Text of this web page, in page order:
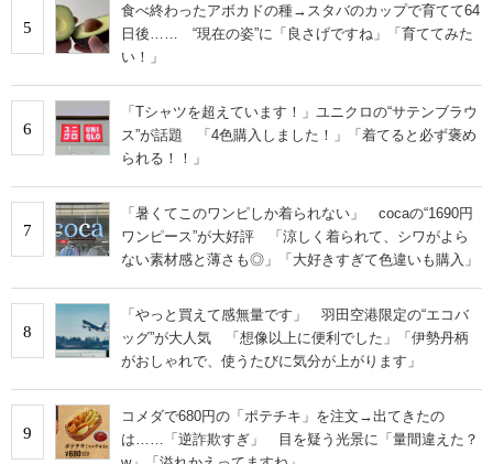
5
食べ終わったアボカドの種→スタバのカップで育てて64
日後…… “現在の姿”に「良さげですね」「育ててみた
い！」
6
「Tシャツを超えています！」ユニクロの“サテンブラウ
ス”が話題 「4色購入しました！」「着てると必ず褒め
られる！！」
7
「暑くてこのワンピしか着られない」 cocaの“1690円
ワンピース”が大好評 「涼しく着られて、シワがよら
ない素材感と薄さも◎」「大好きすぎて色違いも購入」
8
「やっと買えて感無量です」 羽田空港限定の“エコバ
ッグ”が大人気 「想像以上に便利でした」「伊勢丹柄
がおしゃれで、使うたびに気分が上がります」
9
コメダで680円の「ポテチキ」を注文→出てきたの
は……「逆詐欺すぎ」 目を疑う光景に「量間違えた？